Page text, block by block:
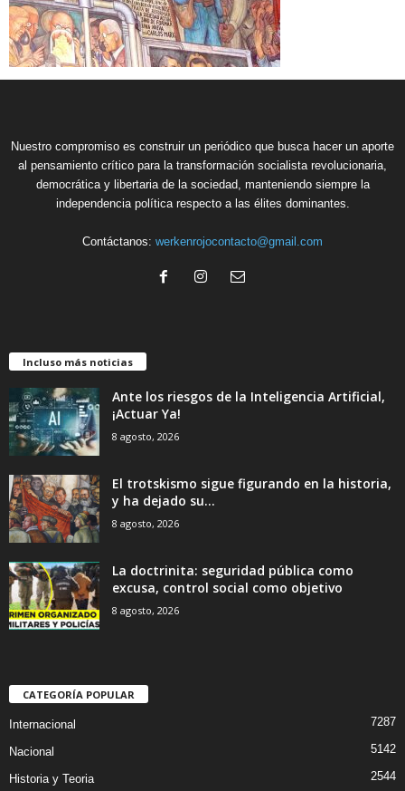
Nuestro compromiso es construir un periódico que busca hacer un aporte
al pensamiento crítico para la transformación socialista revolucionaria,
democrática y libertaria de la sociedad, manteniendo siempre la
independencia política respecto a las élites dominantes.
Contáctanos: werkenrojocontacto@gmail.com
Incluso más noticias
Ante los riesgos de la Inteligencia Artificial,
¡Actuar Ya!
8 agosto, 2026
El trotskismo sigue figurando en la historia,
y ha dejado su...
8 agosto, 2026
La doctrinita: seguridad pública como
excusa, control social como objetivo
8 agosto, 2026
CATEGORÍA POPULAR
Internacional 7287
Nacional 5142
Historia y Teoria 2544